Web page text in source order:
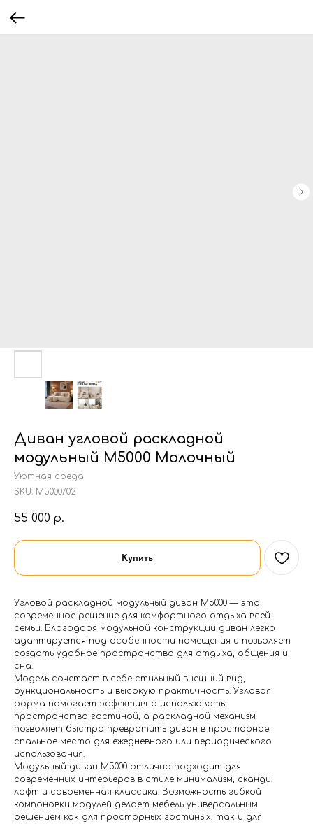
Диван угловой раскладной
модульный М5000 Молочный
Уютная среда
SKU: М5000/02
55 000 р.
Купить
Угловой раскладной модульный диван M5000 — это
современное решение для комфортного отдыха всей
семьи. Благодаря модульной конструкции диван легко
адаптируется под особенности помещения и позволяет
создать удобное пространство для отдыха, общения и
сна.
Модель сочетает в себе стильный внешний вид,
функциональность и высокую практичность. Угловая
форма помогает эффективно использовать
пространство гостиной, а раскладной механизм
позволяет быстро превратить диван в просторное
спальное место для ежедневного или периодического
использования.
Модульный диван M5000 отлично подходит для
современных интерьеров в стиле минимализм, сканди,
лофт и современная классика. Возможность гибкой
компоновки модулей делает мебель универсальным
решением как для просторных гостиных, так и для